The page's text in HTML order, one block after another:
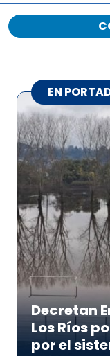
EN
Decretan
Los Ríos
por el